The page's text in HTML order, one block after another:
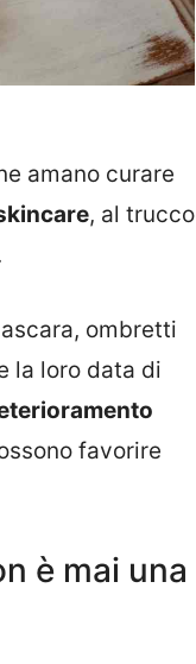
amano curare
, al trucco
ombretti
la loro data di
favorire
è mai una